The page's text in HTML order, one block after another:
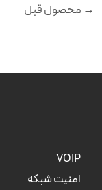
→ محصول قبل
VOIP
امنیت شبکه